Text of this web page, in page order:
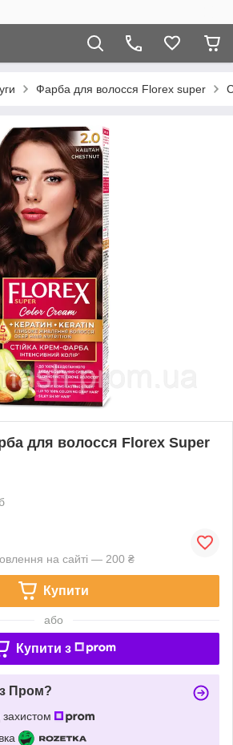
Фарба для волосся Florex super
для волосся Florex Super
на сайті — 200 ₴
Купити
або
Купити з
Пром?